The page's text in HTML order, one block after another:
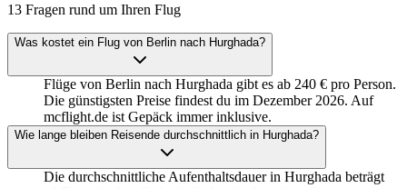
13 Fragen rund um Ihren Flug
Was kostet ein Flug von Berlin nach Hurghada?
Flüge von Berlin nach Hurghada gibt es ab 240 € pro Person.
Die günstigsten Preise findest du im Dezember 2026. Auf
mcflight.de ist Gepäck immer inklusive.
Wie lange bleiben Reisende durchschnittlich in Hurghada?
Die durchschnittliche Aufenthaltsdauer in Hurghada beträgt